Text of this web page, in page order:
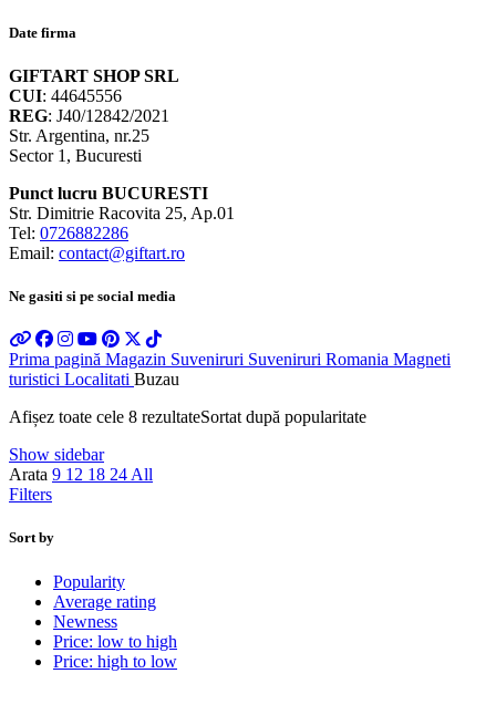
Date firma
GIFTART SHOP SRL
CUI: 44645556
REG: J40/12842/2021
Str. Argentina, nr.25
Sector 1, Bucuresti
Punct lucru BUCURESTI
Str. Dimitrie Racovita 25, Ap.01
Tel: 0726882286
Email: contact@giftart.ro
Ne gasiti si pe social media
Prima pagină Magazin Suveniruri Suveniruri Romania Magneti
turistici Localitati Buzau
Afișez toate cele 8 rezultateSortat după popularitate
Show sidebar
Arata 9 12 18 24 All
Filters
Sort by
Popularity
Average rating
Newness
Price: low to high
Price: high to low